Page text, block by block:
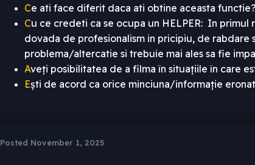
Ce ati face diferit daca ati obtine aceasta
Cu ce credeti ca se ocupa un HELPER: In
dovada de profesionalism in pricipiu, de
problema/altercatie si trebuie mai ales sa fie
Aveți posibilitatea de a filma în situațiile în care
Ești de acord ca orice minciuna/informație
Posted November 1, 2025